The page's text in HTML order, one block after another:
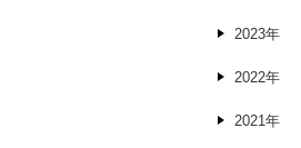
2023年
2022年
2021年